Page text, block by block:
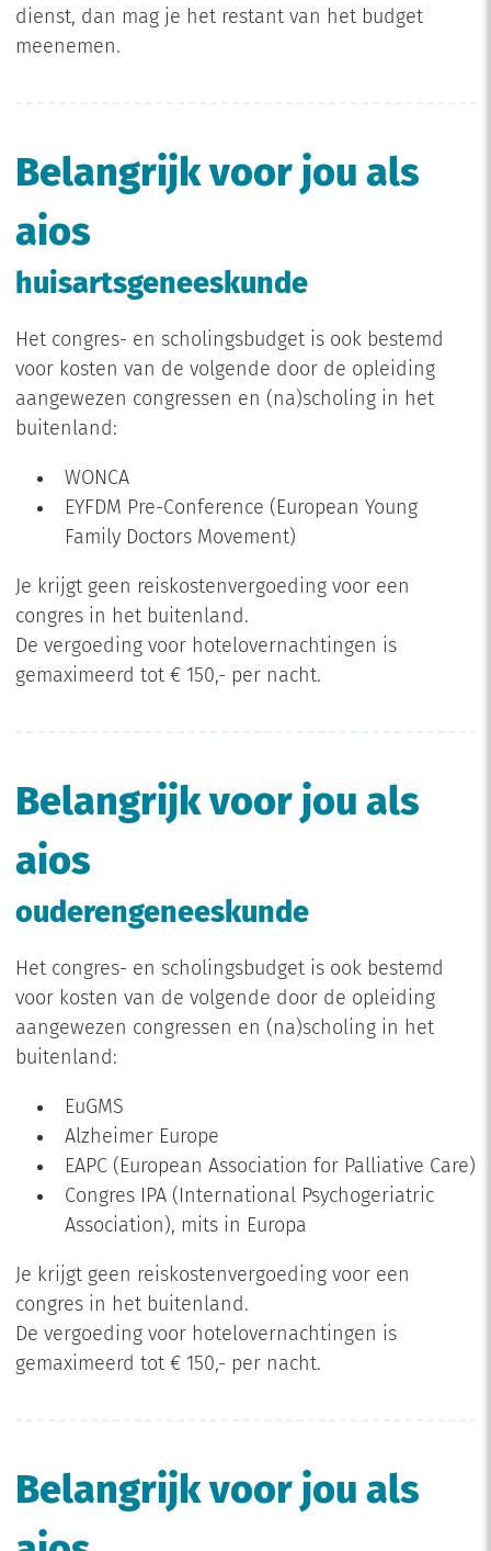
dienst, dan mag je het restant van het budget
meenemen.
Belangrijk voor jou als
aios
huisartsgeneeskunde
Het congres- en scholingsbudget is ook bestemd
voor kosten van de volgende door de opleiding
aangewezen congressen en (na)scholing in het
buitenland:
WONCA
EYFDM Pre-Conference (European Young
Family Doctors Movement)
Je krijgt geen reiskostenvergoeding voor een
congres in het buitenland.
De vergoeding voor hotelovernachtingen is
gemaximeerd tot € 150,- per nacht.
Belangrijk voor jou als
aios
ouderengeneeskunde
Het congres- en scholingsbudget is ook bestemd
voor kosten van de volgende door de opleiding
aangewezen congressen en (na)scholing in het
buitenland:
EuGMS
Alzheimer Europe
EAPC (European Association for Palliative Care)
Congres IPA (International Psychogeriatric
Association), mits in Europa
Je krijgt geen reiskostenvergoeding voor een
congres in het buitenland.
De vergoeding voor hotelovernachtingen is
gemaximeerd tot € 150,- per nacht.
Belangrijk voor jou als